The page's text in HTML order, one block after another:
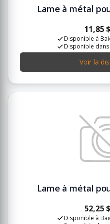
Lame à métal
11,85 $
Disponible à
Disponible
Voir la
Lame à métal
52,25 $
Disponible à